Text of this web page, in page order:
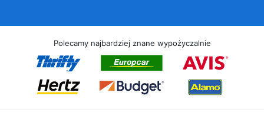
Polecamy najbardziej znane wypożyczalnie